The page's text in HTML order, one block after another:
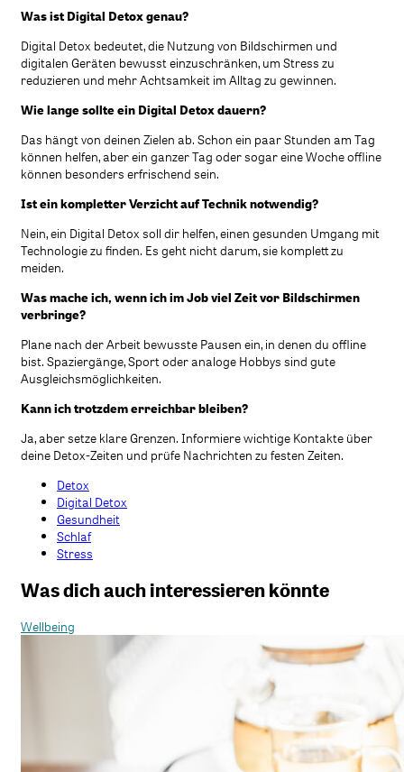
Was ist Digital Detox genau?
Digital Detox bedeutet, die Nutzung von Bildschirmen und
digitalen Geräten bewusst einzuschränken, um Stress zu
reduzieren und mehr Achtsamkeit im Alltag zu gewinnen.
Wie lange sollte ein Digital Detox dauern?
Das hängt von deinen Zielen ab. Schon ein paar Stunden am Tag
können helfen, aber ein ganzer Tag oder sogar eine Woche offline
können besonders erfrischend sein.
Ist ein kompletter Verzicht auf Technik notwendig?
Nein, ein Digital Detox soll dir helfen, einen gesunden Umgang mit
Technologie zu finden. Es geht nicht darum, sie komplett zu
meiden.
Was mache ich, wenn ich im Job viel Zeit vor Bildschirmen
verbringe?
Plane nach der Arbeit bewusste Pausen ein, in denen du offline
bist. Spaziergänge, Sport oder analoge Hobbys sind gute
Ausgleichsmöglichkeiten.
Kann ich trotzdem erreichbar bleiben?
Ja, aber setze klare Grenzen. Informiere wichtige Kontakte über
deine Detox-Zeiten und prüfe Nachrichten zu festen Zeiten.
Detox
Digital Detox
Gesundheit
Schlaf
Stress
Was dich auch interessieren könnte
Wellbeing